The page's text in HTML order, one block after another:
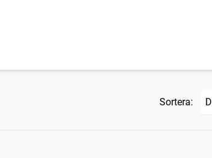
Sortera: